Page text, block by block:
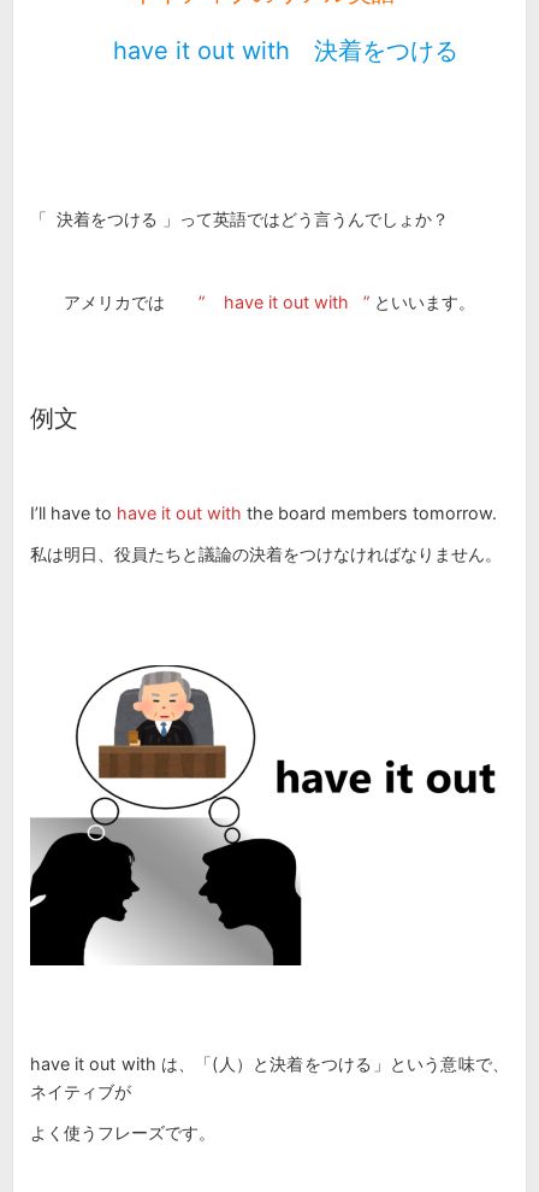
have it out with 決着をつける
「 決着をつける 」って英語ではどう言うんでしょか？
アメリカでは ” have it out with ” といいます。
例文
I’ll have to have it out with the board members tomorrow.
私は明日、役員たちと議論の決着をつけなければなりません。
have it out with は、「(人）と決着をつける」という意味で、
ネイティブが
よく使うフレーズです。